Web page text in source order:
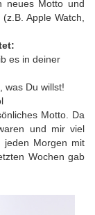
neues Motto und
Apple Watch,
es in deiner
was Du willst!
Motto. Da
und mir viel
jeden Morgen mit
Wochen gab